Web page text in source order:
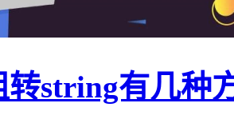
转string有几种